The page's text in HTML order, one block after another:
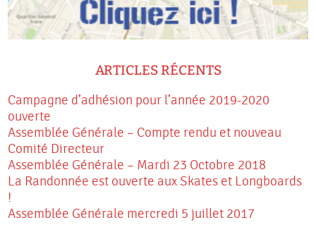
ARTICLES RÉCENTS
Campagne d’adhésion pour l’année 2019-2020
ouverte
Assemblée Générale – Compte rendu et nouveau
Comité Directeur
Assemblée Générale – Mardi 23 Octobre 2018
La Randonnée est ouverte aux Skates et Longboards
!
Assemblée Générale mercredi 5 juillet 2017